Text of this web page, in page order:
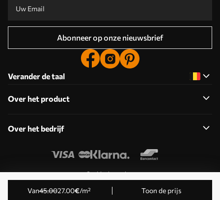
Van45.0027.00€/m² Toon de prijs
Abonneer op onze nieuwsbrief
Verander de taal
Over het product
Over het bedrijf
Cookies bewerken
© 2011-2026 Uwalls . Alle rechten voorbehouden. Beheerd
door KLW Sp. z o.o. BTW-ID: PL9223057591.